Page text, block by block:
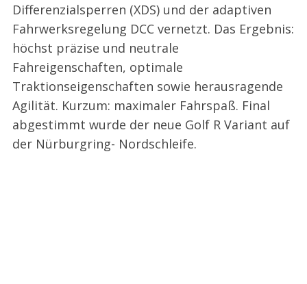
Differenzialsperren (XDS) und der adaptiven
Fahrwerksregelung DCC vernetzt. Das Ergebnis:
höchst präzise und neutrale
Fahreigenschaften, optimale
Traktionseigenschaften sowie herausragende
Agilität. Kurzum: maximaler Fahrspaß. Final
abgestimmt wurde der neue Golf R Variant auf
der Nürburgring- Nordschleife.